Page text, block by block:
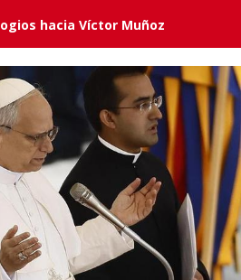
hacia Víctor Muñoz